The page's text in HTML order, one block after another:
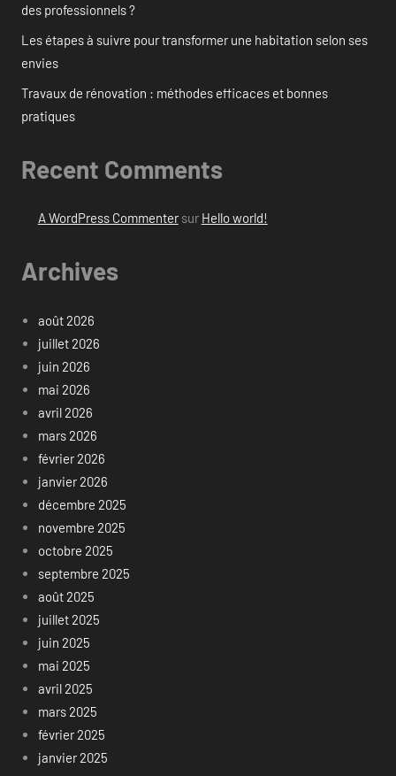
des professionnels ?
Les étapes à suivre pour transformer une habitation selon ses
envies
Travaux de rénovation : méthodes efficaces et bonnes
pratiques
Recent Comments
A WordPress Commentersur Hello world!
Archives
août 2026
juillet 2026
juin 2026
mai 2026
avril 2026
mars 2026
février 2026
janvier 2026
décembre 2025
novembre 2025
octobre 2025
septembre 2025
août 2025
juillet 2025
juin 2025
mai 2025
avril 2025
mars 2025
février 2025
janvier 2025